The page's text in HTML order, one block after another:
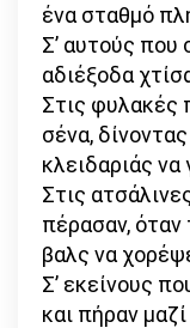
ένα σταθμό
Σ’ αυτούς που
αδιέξοδα
Στις φυλακές
σένα,
κλειδαριάς να
Στις
πέρασαν,
βαλς να
Σ’ εκείνους
και πήραν